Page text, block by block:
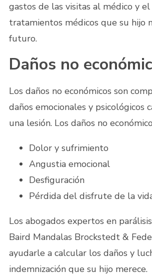
gastos de las visitas al médico y
tratamientos médicos que su hijo
futuro.
Daños no
Los daños no económicos son
daños emocionales y psicológicos
una lesión. Los daños no
Dolor y sufrimiento
Angustia emocional
Desfiguración
Pérdida del disfrute de la
Los abogados expertos en
Baird Mandalas Brockstedt &
ayudarle a calcular los daños y
indemnización que su hijo merece.